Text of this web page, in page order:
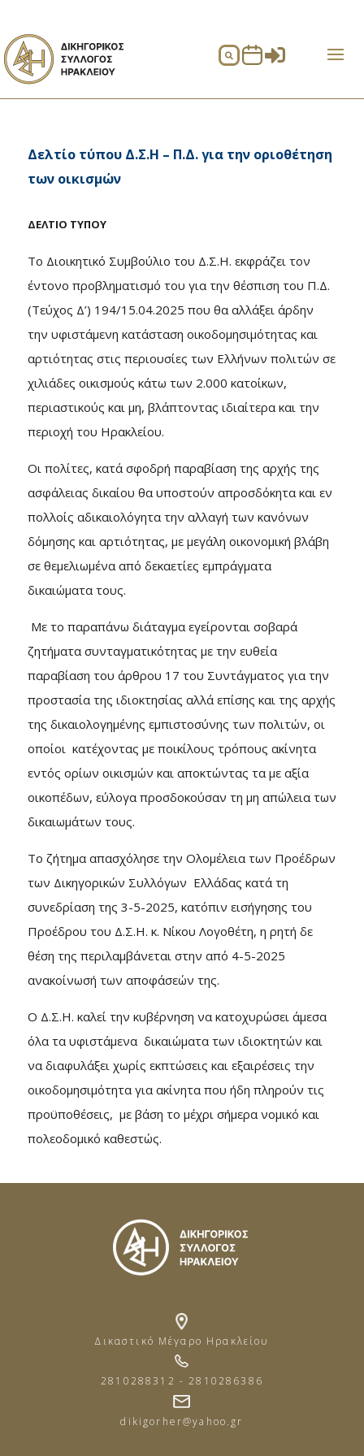
 
Δελτίο τύπου Δ.Σ.Η – Π.Δ. για την οριοθέτηση
των οικισμών
ΔΕΛΤΙΟ ΤΥΠΟΥ
Το Διοικητικό Συμβούλιο του Δ.Σ.Η. εκφράζει τον
έντονο προβληματισμό του για την θέσπιση του Π.Δ.
(Τεύχος Δ’) 194/15.04.2025 που θα αλλάξει άρδην
την υφιστάμενη κατάσταση οικοδομησιμότητας και
αρτιότητας στις περιουσίες των Ελλήνων πολιτών σε
χιλιάδες οικισμούς κάτω των 2.000 κατοίκων,
περιαστικούς και μη, βλάπτοντας ιδιαίτερα και την
περιοχή του Ηρακλείου.
Οι πολίτες, κατά σφοδρή παραβίαση της αρχής της
ασφάλειας δικαίου θα υποστούν απροσδόκητα και εν
πολλοίς αδικαιολόγητα την αλλαγή των κανόνων
δόμησης και αρτιότητας, με μεγάλη οικονομική βλάβη
σε θεμελιωμένα από δεκαετίες εμπράγματα
δικαιώματα τους.
Με το παραπάνω διάταγμα εγείρονται σοβαρά
ζητήματα συνταγματικότητας με την ευθεία
παραβίαση του άρθρου 17 του Συντάγματος για την
προστασία της ιδιοκτησίας αλλά επίσης και της αρχής
της δικαιολογημένης εμπιστοσύνης των πολιτών, οι
οποίοι κατέχοντας με ποικίλους τρόπους ακίνητα
εντός ορίων οικισμών και αποκτώντας τα με αξία
οικοπέδων, εύλογα προσδοκούσαν τη μη απώλεια των
δικαιωμάτων τους.
Το ζήτημα απασχόλησε την Ολομέλεια των Προέδρων
των Δικηγορικών Συλλόγων Ελλάδας κατά τη
συνεδρίαση της 3-5-2025, κατόπιν εισήγησης του
Προέδρου του Δ.Σ.Η. κ. Νίκου Λογοθέτη, η ρητή δε
θέση της περιλαμβάνεται στην από 4-5-2025
ανακοίνωσή των αποφάσεών της.
Ο Δ.Σ.Η. καλεί την κυβέρνηση να κατοχυρώσει άμεσα
όλα τα υφιστάμενα δικαιώματα των ιδιοκτητών και
να διαφυλάξει χωρίς εκπτώσεις και εξαιρέσεις την
οικοδομησιμότητα για ακίνητα που ήδη πληρούν τις
προϋποθέσεις, με βάση το μέχρι σήμερα νομικό και
πολεοδομικό καθεστώς.
Δικαστικό Μέγαρο Ηρακλείου
2810288312 - 2810286386
dikigorher@yahoo.gr